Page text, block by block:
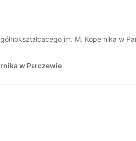
im. M. Kopernika
w Parczewie